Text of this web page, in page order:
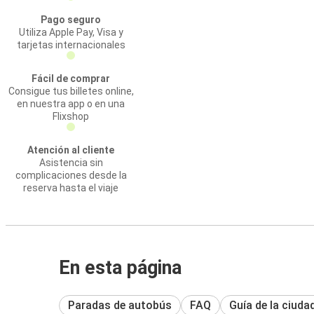
Pago seguro
Utiliza Apple Pay, Visa y
tarjetas internacionales
Fácil de comprar
Consigue tus billetes online,
en nuestra app o en una
Flixshop
Atención al cliente
Asistencia sin
complicaciones desde la
reserva hasta el viaje
En esta página
Paradas de autobús FAQ Guía de la